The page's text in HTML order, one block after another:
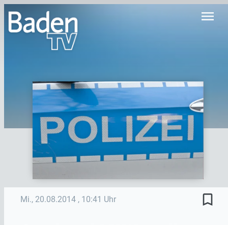
menu
Mi., 20.08.2014 , 10:41 Uhr bookmark_border